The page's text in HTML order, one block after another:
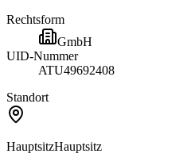
Rechtsform
GmbH
UID-Nummer
ATU49692408
Standort
HauptsitzHauptsitz